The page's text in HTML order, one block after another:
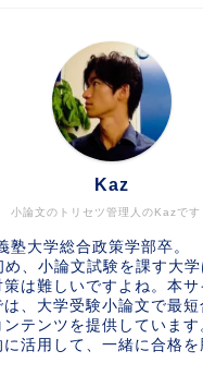
小論文のトリセツ管理人のKazです
Kaz
塾大学総合政策学部卒。
め、小論文試験を課す大
は難しいですよね。本
は、大学受験小論文で最
テンツを提供しています
活用して、一緒に合格を